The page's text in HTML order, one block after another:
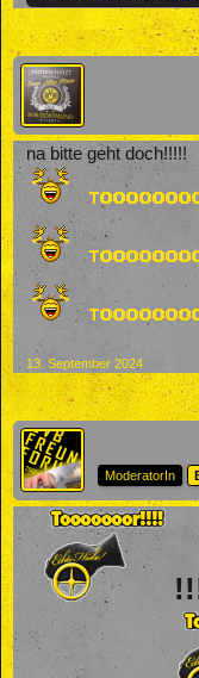
na bitte geht doch!!!!!
13. September 2024
ModeratorIn